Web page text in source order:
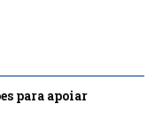
para apoiar